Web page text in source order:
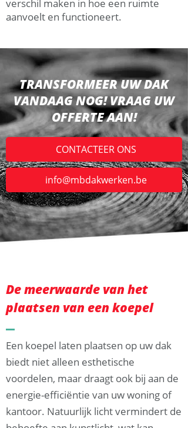
verschil maken in hoe een ruimte
aanvoelt en functioneert.
TRANSFORMEER UW DAK
VANDAAG NOG! VRAAG UW
OFFERTE AAN!
CONTACTEER ONS
info@mbdakwerken.be
De meerwaarde van het
plaatsen van een koepel
Een koepel laten plaatsen op uw dak
biedt niet alleen esthetische
voordelen, maar draagt ook bij aan de
energie-efficiëntie van uw woning of
kantoor. Natuurlijk licht vermindert de